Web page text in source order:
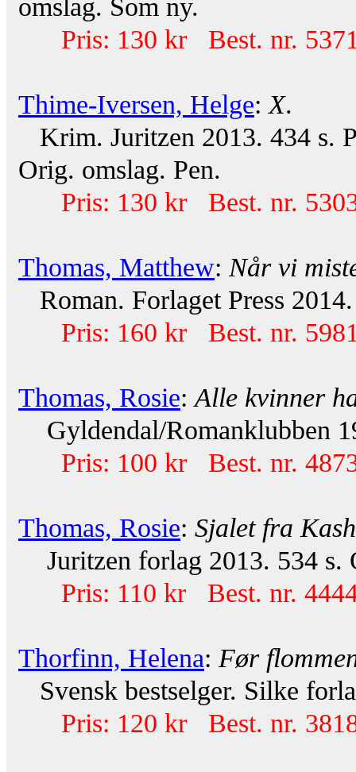
omslag. Som ny.
Pris: 130 kr Best. nr.
Thime-Iversen, Helge: X.
Krim. Juritzen 2013. 434 s.
Orig. omslag. Pen.
Pris: 130 kr Best. nr.
Thomas, Matthew: Når vi
Roman. Forlaget Press
Pris: 160 kr Best. nr.
Thomas, Rosie:Alle kvinner
Gyldendal/Romanklubben
Pris: 100 kr Best. nr.
Thomas, Rosie: Sjalet fra
Juritzen forlag 2013. 534 s.
Pris: 110 kr Best. nr.
Thorfinn, Helena: Før
Svensk bestselger. Silke
Pris: 120 kr Best. nr.